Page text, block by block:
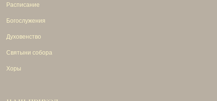
Расписание
Богослужения
Духовенство
Святыни собора
Хоры